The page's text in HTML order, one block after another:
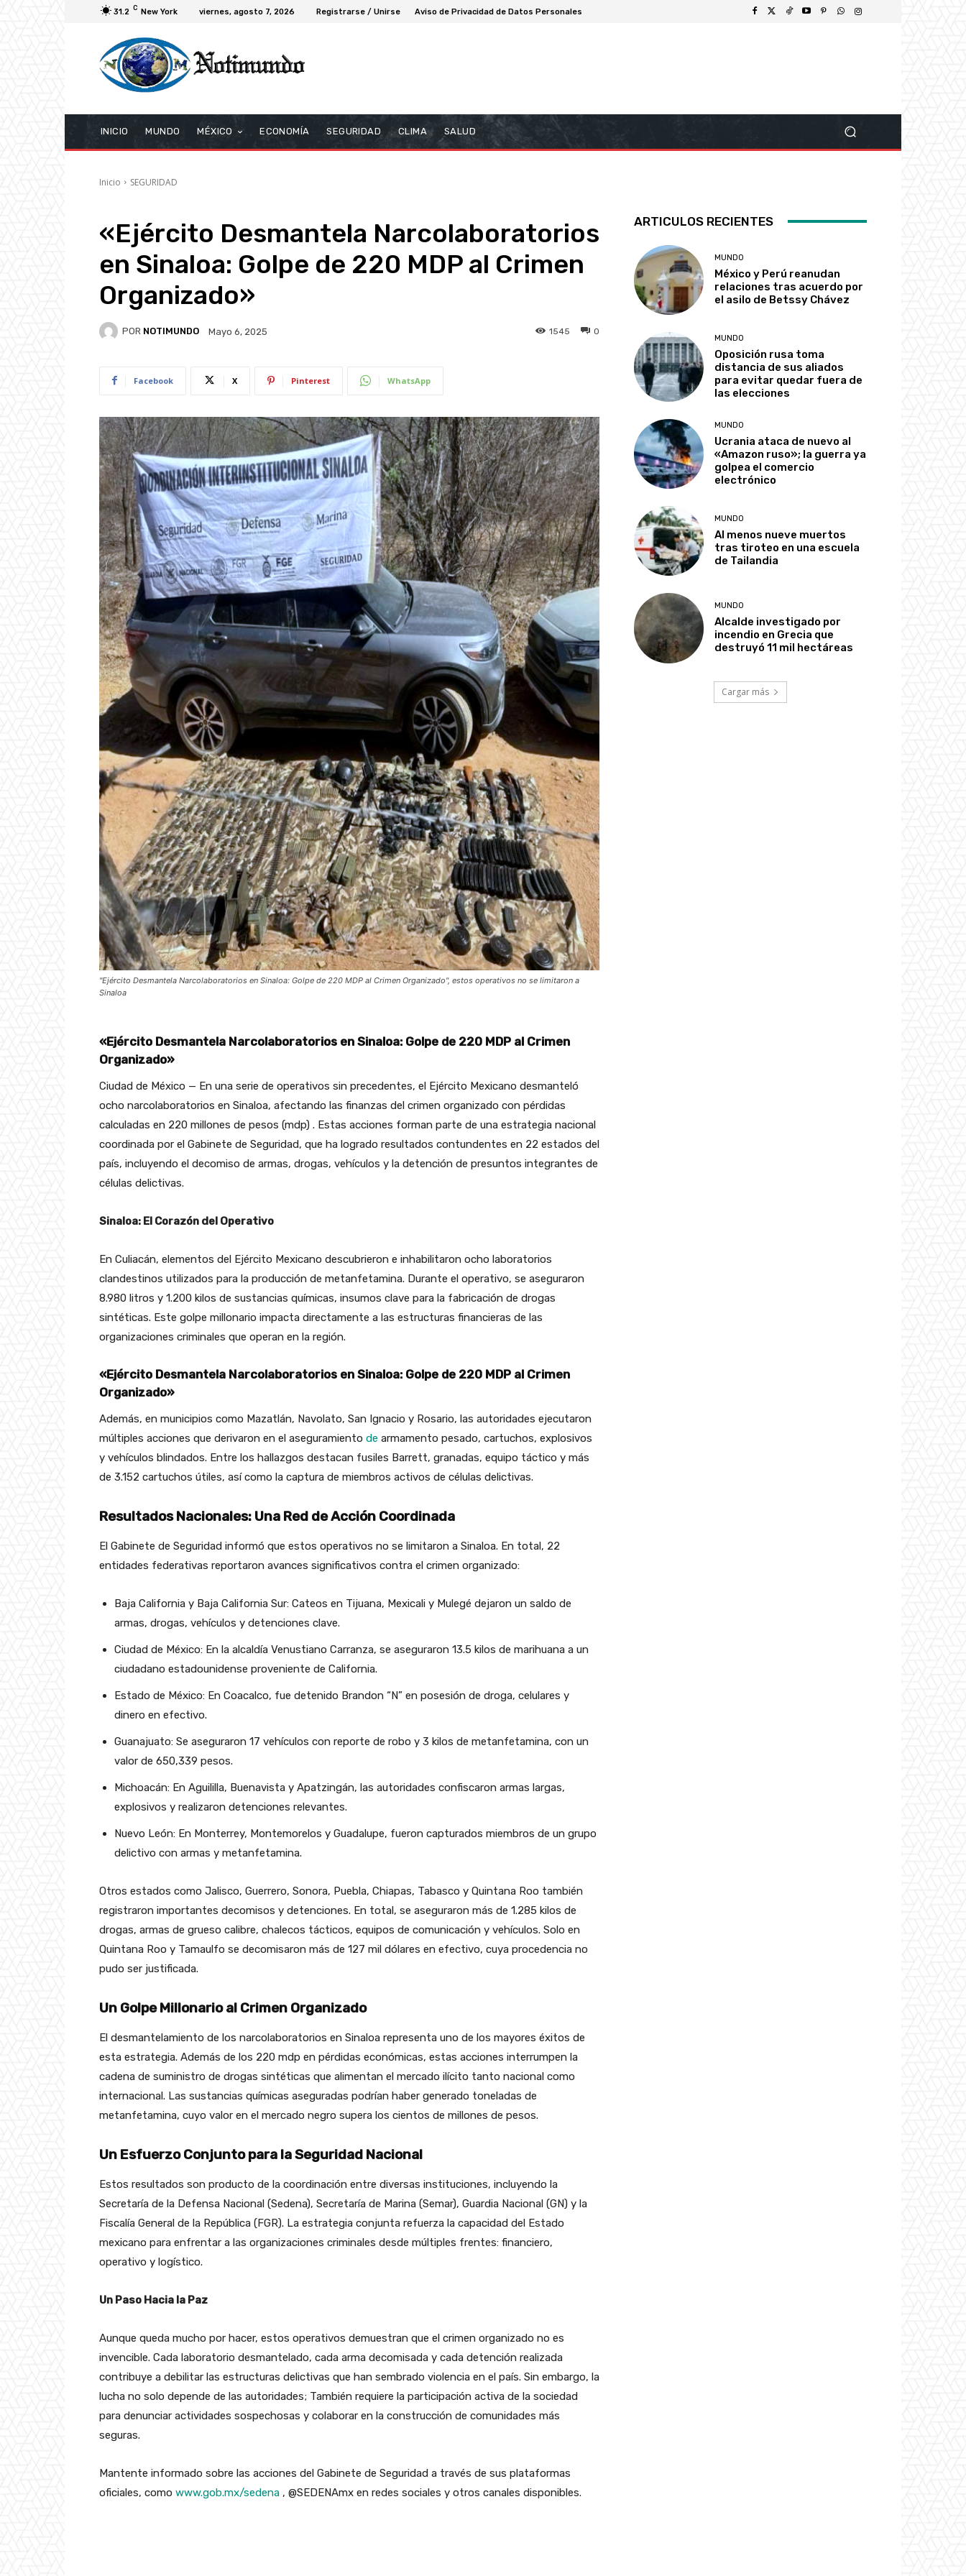
31.2 C New York viernes, agosto 7, 2026 Registrarse / Unirse Aviso de Privacidad de Datos Personales
INICIO MUNDO MÉXICO ECONOMÍA SEGURIDAD CLIMA SALUD
Inicio SEGURIDAD
«Ejército Desmantela Narcolaboratorios
en Sinaloa: Golpe de 220 MDP al Crimen
Organizado»
POR NOTIMUNDO Mayo 6, 2025 0
1545
Facebook X Pinterest WhatsApp
"Ejército Desmantela Narcolaboratorios en Sinaloa: Golpe de 220 MDP al Crimen Organizado", estos operativos no se limitaron a
Sinaloa
«Ejército Desmantela Narcolaboratorios en Sinaloa: Golpe de 220 MDP al Crimen
Organizado»
Ciudad de México — En una serie de operativos sin precedentes, el Ejército Mexicano desmanteló
ocho narcolaboratorios en Sinaloa, afectando las finanzas del crimen organizado con pérdidas
calculadas en 220 millones de pesos (mdp) . Estas acciones forman parte de una estrategia nacional
coordinada por el Gabinete de Seguridad, que ha logrado resultados contundentes en 22 estados del
país, incluyendo el decomiso de armas, drogas, vehículos y la detención de presuntos integrantes de
células delictivas.
Sinaloa: El Corazón del Operativo
En Culiacán, elementos del Ejército Mexicano descubrieron e inhabilitaron ocho laboratorios
clandestinos utilizados para la producción de metanfetamina. Durante el operativo, se aseguraron
8.980 litros y 1.200 kilos de sustancias químicas, insumos clave para la fabricación de drogas
sintéticas. Este golpe millonario impacta directamente a las estructuras financieras de las
organizaciones criminales que operan en la región.
«Ejército Desmantela Narcolaboratorios en Sinaloa: Golpe de 220 MDP al Crimen
Organizado»
Además, en municipios como Mazatlán, Navolato, San Ignacio y Rosario, las autoridades ejecutaron
múltiples acciones que derivaron en el aseguramiento de armamento pesado, cartuchos, explosivos
y vehículos blindados. Entre los hallazgos destacan fusiles Barrett, granadas, equipo táctico y más
de 3.152 cartuchos útiles, así como la captura de miembros activos de células delictivas.
Resultados Nacionales: Una Red de Acción Coordinada
El Gabinete de Seguridad informó que estos operativos no se limitaron a Sinaloa. En total, 22
entidades federativas reportaron avances significativos contra el crimen organizado:
Baja California y Baja California Sur: Cateos en Tijuana, Mexicali y Mulegé dejaron un saldo de
armas, drogas, vehículos y detenciones clave.
Ciudad de México: En la alcaldía Venustiano Carranza, se aseguraron 13.5 kilos de marihuana a un
ciudadano estadounidense proveniente de California.
Estado de México: En Coacalco, fue detenido Brandon “N” en posesión de droga, celulares y
dinero en efectivo.
Guanajuato: Se aseguraron 17 vehículos con reporte de robo y 3 kilos de metanfetamina, con un
valor de 650,339 pesos.
Michoacán: En Aguililla, Buenavista y Apatzingán, las autoridades confiscaron armas largas,
explosivos y realizaron detenciones relevantes.
Nuevo León: En Monterrey, Montemorelos y Guadalupe, fueron capturados miembros de un grupo
delictivo con armas y metanfetamina.
Otros estados como Jalisco, Guerrero, Sonora, Puebla, Chiapas, Tabasco y Quintana Roo también
registraron importantes decomisos y detenciones. En total, se aseguraron más de 1.285 kilos de
drogas, armas de grueso calibre, chalecos tácticos, equipos de comunicación y vehículos. Solo en
Quintana Roo y Tamaulfo ​​se decomisaron más de 127 mil dólares en efectivo, cuya procedencia no
pudo ser justificada.
Un Golpe Millonario al Crimen Organizado
El desmantelamiento de los narcolaboratorios en Sinaloa representa uno de los mayores éxitos de
esta estrategia. Además de los 220 mdp en pérdidas económicas, estas acciones interrumpen la
cadena de suministro de drogas sintéticas que alimentan el mercado ilícito tanto nacional como
internacional. Las sustancias químicas aseguradas podrían haber generado toneladas de
metanfetamina, cuyo valor en el mercado negro supera los cientos de millones de pesos.
Un Esfuerzo Conjunto para la Seguridad Nacional
Estos resultados son producto de la coordinación entre diversas instituciones, incluyendo la
Secretaría de la Defensa Nacional (Sedena), Secretaría de Marina (Semar), Guardia Nacional (GN) y la
Fiscalía General de la República (FGR). La estrategia conjunta refuerza la capacidad del Estado
mexicano para enfrentar a las organizaciones criminales desde múltiples frentes: financiero,
operativo y logístico.
Un Paso Hacia la Paz
Aunque queda mucho por hacer, estos operativos demuestran que el crimen organizado no es
invencible. Cada laboratorio desmantelado, cada arma decomisada y cada detención realizada
contribuye a debilitar las estructuras delictivas que han sembrado violencia en el país. Sin embargo, la
lucha no solo depende de las autoridades; También requiere la participación activa de la sociedad
para denunciar actividades sospechosas y colaborar en la construcción de comunidades más
seguras.
Mantente informado sobre las acciones del Gabinete de Seguridad a través de sus plataformas
oficiales, como www.gob.mx/sedena , @SEDENAmx en redes sociales y otros canales disponibles.
ARTICULOS RECIENTES
MUNDO
México y Perú reanudan
relaciones tras acuerdo por
el asilo de Betssy Chávez
MUNDO
Oposición rusa toma
distancia de sus aliados
para evitar quedar fuera de
las elecciones
MUNDO
Ucrania ataca de nuevo al
«Amazon ruso»; la guerra ya
golpea el comercio
electrónico
MUNDO
Al menos nueve muertos
tras tiroteo en una escuela
de Tailandia
MUNDO
Alcalde investigado por
incendio en Grecia que
destruyó 11 mil hectáreas
Cargar más